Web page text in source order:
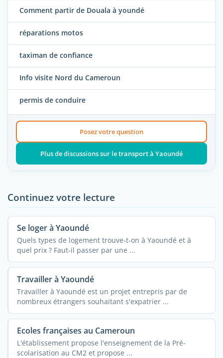
Comment partir de Douala à youndé
réparations motos
taximan de confiance
Info visite Nord du Cameroun
permis de conduire
Posez votre question
Plus de discussions sur le transport à Yaoundé
Continuez votre lecture
Se loger à Yaoundé
Quels types de logement trouve-t-on à Yaoundé et à
quel prix ? Faut-il passer par une ...
Travailler à Yaoundé
Travailler à Yaoundé est un projet entrepris par de
nombreux étrangers souhaitant s'expatrier ...
Ecoles françaises au Cameroun
L'établissement propose l'enseignement de la Pré-
scolarisation au CM2 et propose ...